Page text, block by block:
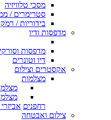
מסכי טלוויזיה
סטרימרים /
בידוריות /
מדפסות ודיו
מדפסות
דיו וטונרים
אקסטרים וצילום
מצלמות
רחפנים
צילום ואבטחה